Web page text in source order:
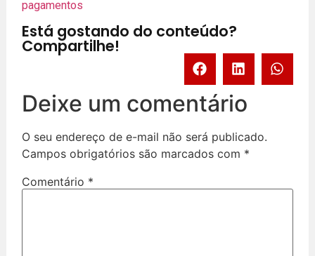
pagamentos
Está gostando do conteúdo?
Compartilhe!
Deixe um comentário
O seu endereço de e-mail não será publicado.
Campos obrigatórios são marcados com *
Comentário *